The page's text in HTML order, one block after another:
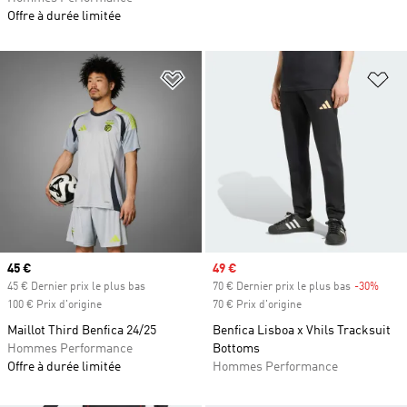
Ajouter à la Liste de produits
Prix actuel
45 €
45 € Dernier prix le plus bas
100 € Prix d'origine
Maillot Third Benfica 24/25
Hommes Performance
Offre à durée limitée
Prix soldé
49 €
70 € Dernier prix le plus bas -30%
70 € Prix d'origine
Benfica Lisboa x Vhils Tracksuit
Bottoms
Hommes Performance
Offre à durée limitée